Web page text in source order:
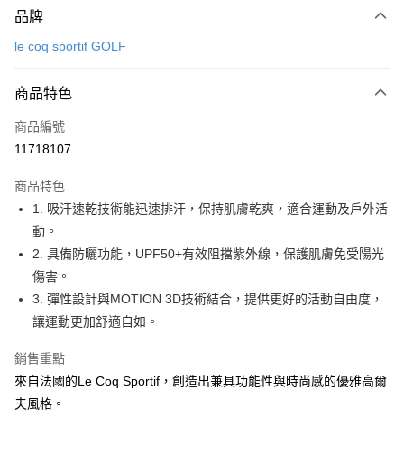
信用卡一次付款
LINE Pay
Apple Pay
悠遊付
大哥付你分期
相關說明
【大哥付你分期使用說明】
1.本服務由台灣大哥大提供，台灣大哥大用戶可立即使用無須另外申請。
2.付款方式選擇「大哥付你分期」，訂單成立後會自動跳轉到大哥付的交易
流程，驗證手機門號後，選擇欲分期的期數、繳款截止日，確認付款後即完
3.實際核准額度、可分期數及費用金額請依後續交易確認頁面所載為準。
4.訂單成立30分鐘內，如未前往確認交易或遇審核未通過，訂單將自動取
消。如遇「轉專審核」未通過狀況，表示未達大哥付你分期系統評分，恕無
法說明評估內容。
AFTEE先享後付
相關說明
【關於「AFTEE先享後付」】
便利好安心！
１．簡單：不需註冊會員、不需綁卡、不需儲值。
２．便利：只要手機號碼，簡訊認證，即可結帳。
３．安心：先確認商品／服務後，再付款。
運送方式
全家取貨付款
品牌
le coq sportif GOLF
商品特色
商品編號
11718107
商品特色
1. 吸汗速乾技術能迅速排汗，保持肌膚乾爽，適合運動及戶外活
動。
2. 具備防曬功能，UPF50+有效阻擋紫外線，保護肌膚免受陽光
傷害。
3. 彈性設計與MOTION 3D技術結合，提供更好的活動自由度，
讓運動更加舒適自如。
銷售重點
來自法國的Le Coq Sportif，創造出兼具功能性與時尚感的優雅高爾
夫風格。